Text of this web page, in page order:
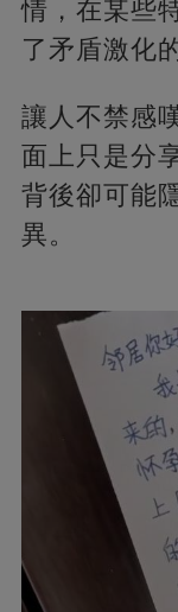
情，在某些
了矛盾激化
讓人不禁感
面上只是分
背後卻可能
異。